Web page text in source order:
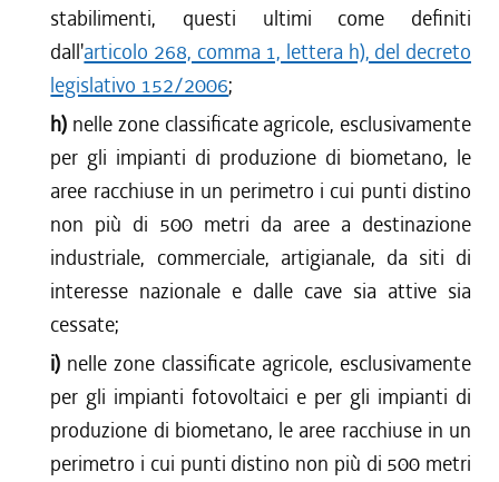
stabilimenti, questi ultimi come definiti
dall'articolo 268, comma 1, lettera h), del decreto
legislativo 152/2006;
h) nelle zone classificate agricole, esclusivamente
per gli impianti di produzione di biometano, le
aree racchiuse in un perimetro i cui punti distino
non più di 500 metri da aree a destinazione
industriale, commerciale, artigianale, da siti di
interesse nazionale e dalle cave sia attive sia
cessate;
i) nelle zone classificate agricole, esclusivamente
per gli impianti fotovoltaici e per gli impianti di
produzione di biometano, le aree racchiuse in un
perimetro i cui punti distino non più di 500 metri